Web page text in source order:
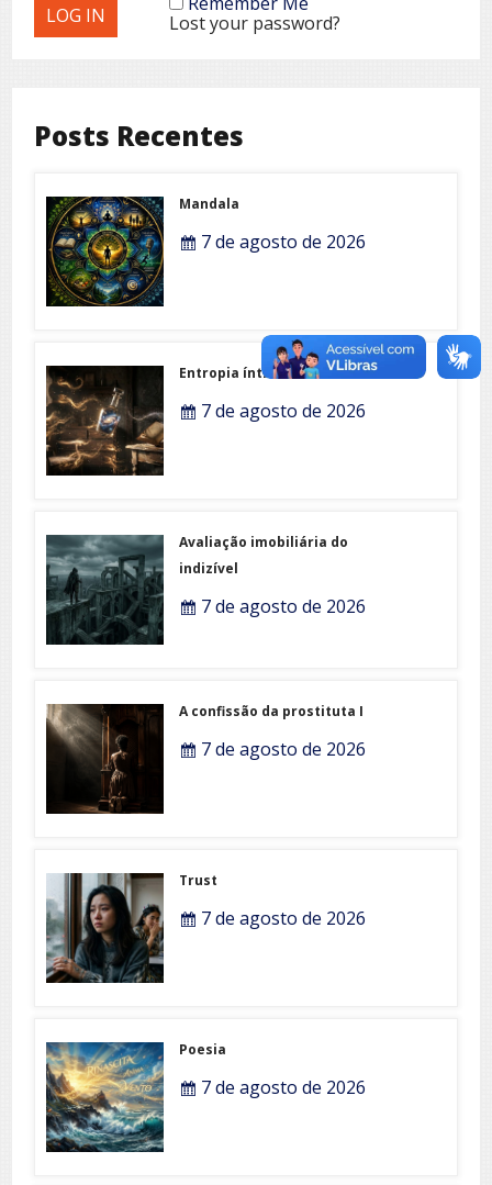
Lost your password?
Posts Recentes
Mandala
7 de agosto de 2026
Entropia íntima
7 de agosto de 2026
Avaliação imobiliária do
indizível
7 de agosto de 2026
A confissão da prostituta I
7 de agosto de 2026
Trust
7 de agosto de 2026
Poesia
7 de agosto de 2026